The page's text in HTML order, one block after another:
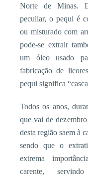
Norte de Minas.
peculiar, o pequi é
ou misturado com
pode-se extrair
um óleo usado
fabricação de
pequi significa
Todos os anos,
que vai de
desta região saem à
sendo que o
extrema
carente,